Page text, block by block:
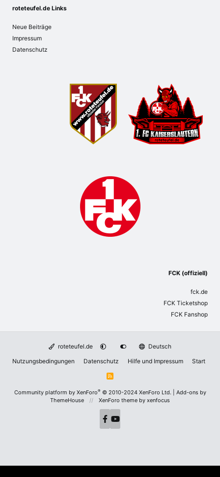
roteteufel.de Links
Neue Beiträge
Impressum
Datenschutz
FCK (offiziell)
fck.de
FCK Ticketshop
FCK Fanshop
roteteufel.de
Deutsch
Nutzungsbedingungen
Datenschutz Hilfe und Impressum Start
R
Community platform by XenForo® © 2010-2024 XenForo Ltd.
Add-ons by
ThemeHouse
XenForo theme by xenfocus